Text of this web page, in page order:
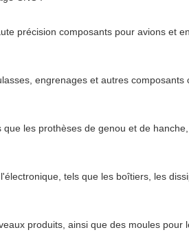
précision composants pour avions et
engrenages et autres composants
les prothèses de genou et de
tels que les boîtiers, les
produits, ainsi que des moules pour